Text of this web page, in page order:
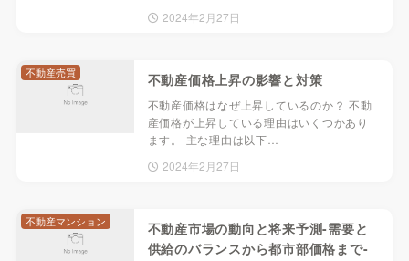
2024年2月27日
不動産価格上昇の影響と対策
不動産価格はなぜ上昇しているのか？ 不動
産価格が上昇している理由はいくつかあり
ます。 主な理由は以下…
2024年2月27日
不動産売買
不動産市場の動向と将来予測-需要と
供給のバランスから都市部価格まで-
不動産マンション